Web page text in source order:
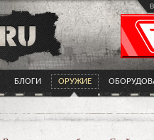
БЛОГИ ОРУЖИЕ